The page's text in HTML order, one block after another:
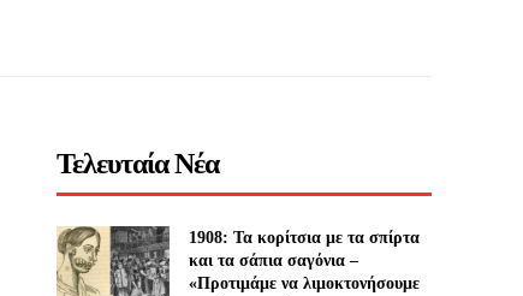
Τελευταία Νέα
1908: Τα κορίτσια με τα σπίρτα
και τα σάπια σαγόνια –
«Προτιμάμε να λιμοκτονήσουμε